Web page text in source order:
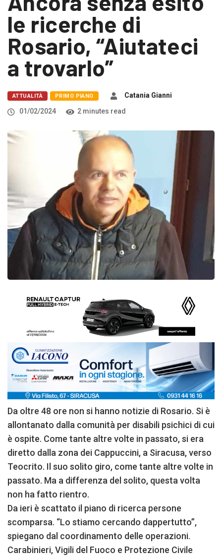
le ricerche di
Rosario, “Aiutateci
a trovarlo”
ATTUALITÀ PRIMO PIANO
Catania Gianni
01/02/2024
2 minutes read
Da oltre 48 ore non si hanno notizie di Rosario. Si è
allontanato dalla comunità per disabili psichici di cui
è ospite. Come tante altre volte in passato, si era
diretto dalla zona dei Cappuccini, a Siracusa, verso
Teocrito. Il suo solito giro, come tante altre volte in
passato. Ma a differenza del solito, questa volta
non ha fatto rientro.
Da ieri è scattato il piano di ricerca persone
scomparsa. “Lo stiamo cercando dappertutto”,
spiegano dal coordinamento delle operazioni.
Carabinieri, Vigili del Fuoco e Protezione Civile